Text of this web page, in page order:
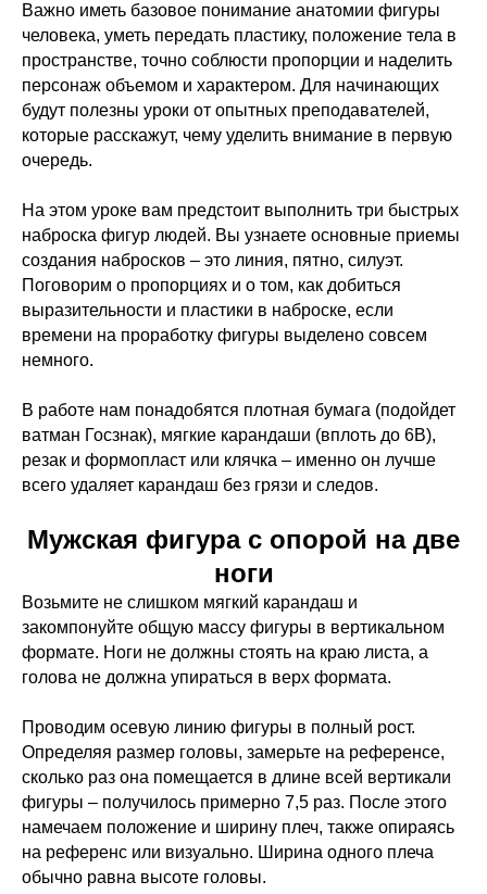
Важно иметь базовое понимание анатомии фигуры
человека, уметь передать пластику, положение тела в
пространстве, точно соблюсти пропорции и наделить
персонаж объемом и характером. Для начинающих
будут полезны уроки от опытных преподавателей,
которые расскажут, чему уделить внимание в первую
очередь.
На этом уроке вам предстоит выполнить три быстрых
наброска фигур людей. Вы узнаете основные приемы
создания набросков – это линия, пятно, силуэт.
Поговорим о пропорциях и о том, как добиться
выразительности и пластики в наброске, если
времени на проработку фигуры выделено совсем
немного.
В работе нам понадобятся плотная бумага (подойдет
ватман Госзнак), мягкие карандаши (вплоть до 6В),
резак и формопласт или клячка – именно он лучше
всего удаляет карандаш без грязи и следов.
Мужская фигура с опорой на две
ноги
Возьмите не слишком мягкий карандаш и
закомпонуйте общую массу фигуры в вертикальном
формате. Ноги не должны стоять на краю листа, а
голова не должна упираться в верх формата.
Проводим осевую линию фигуры в полный рост.
Определяя размер головы, замерьте на референсе,
сколько раз она помещается в длине всей вертикали
фигуры – получилось примерно 7,5 раз. После этого
намечаем положение и ширину плеч, также опираясь
на референс или визуально. Ширина одного плеча
обычно равна высоте головы.